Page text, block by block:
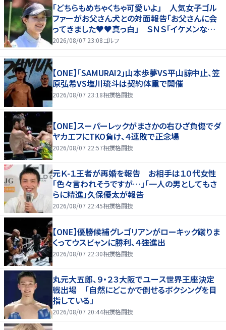
「どちらもめちゃくちゃ可愛いよ」 人気女子ゴル
ファーがお父さん犬との対面報告「お父さんに会
ってきました♥♥真っ白」 ＳＮＳ「イケメンなお
父さん」「白戸家入りするんですか？」
2026/08/07 23:08ゴルフ
【ONE】「SAMURAI2」山本歩夢VS平山諒中止、笠
原弘希VS塩川琉斗は契約体重で開催
2026/08/07 23:18相撲格闘技
【ONE】スーパーレックがまさかの右ひざ負傷でダ
ヤカエフにTKO負け、４連敗で正念場
2026/08/07 22:57相撲格闘技
元Ｋ-１王者が再婚を報告 お相手は１０代女性
「色々言われそうですが…」「一人の男としてもさ
らに精進」久保優太が報告
2026/08/07 22:45相撲格闘技
【ONE】優勝候補グレゴリアンがローキック蹴りま
くってウスビャンに勝利、４強進出
2026/08/07 22:30相撲格闘技
丸元大五郎、９・２３大阪でユース世界王座決定
戦出場 「自然にどこかで倒せるボクシングを目
指している」
2026/08/07 20:44相撲格闘技